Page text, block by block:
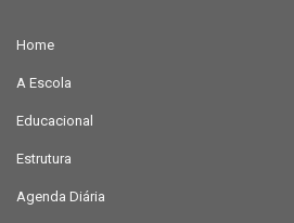
Home
A Escola
Educacional
Estrutura
Agenda Diária